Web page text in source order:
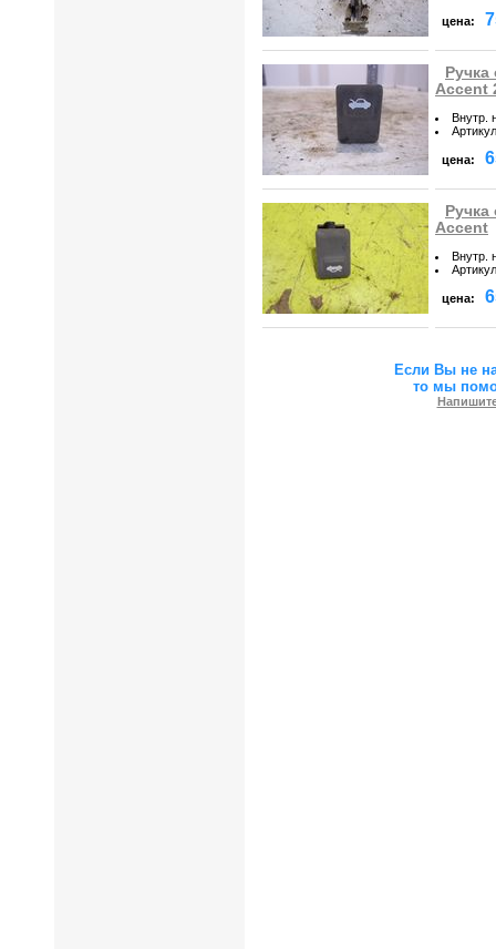
цена:
Accent
Внутр.
Артикул
цена:
Accent
Внутр.
Артикул
цена:
Если Вы не
то мы